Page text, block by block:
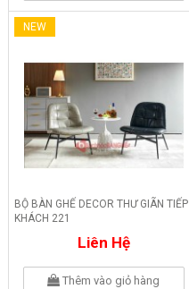
NEW
BỘ BÀN GHẾ DECOR THƯ GIÃN TIẾP
KHÁCH 221
Liên Hệ
Thêm vào giỏ hàng